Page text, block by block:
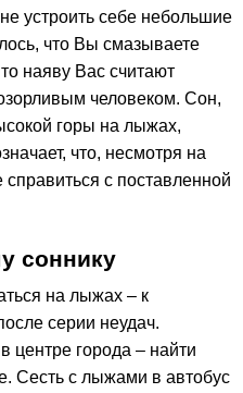
устроить себе небольшие
что Вы смазываете
наяву Вас считают
человеком. Сон,
горы на лыжах,
что, несмотря на
с поставленной
соннику
на лыжах – к
серии неудач.
центре города – найти
Сесть с лыжами в автобус